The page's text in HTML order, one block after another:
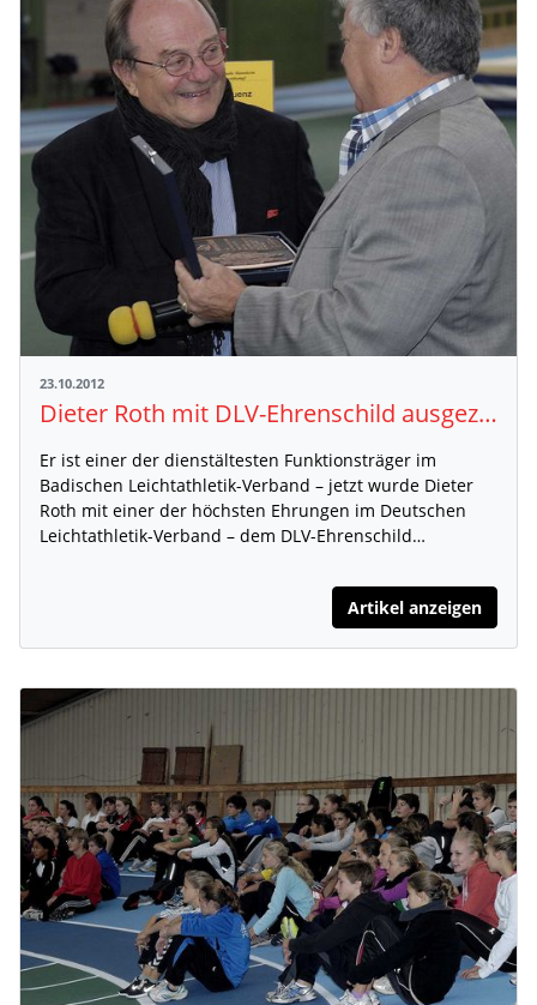
23.10.2012
Dieter Roth mit DLV-Ehrenschild ausgezeichnet
Er ist einer der dienstältesten Funktionsträger im
Badischen Leichtathletik-Verband – jetzt wurde Dieter
Roth mit einer der höchsten Ehrungen im Deutschen
Leichtathletik-Verband – dem DLV-Ehrenschild…
Artikel anzeigen